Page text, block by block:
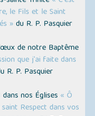
le Fils et le Saint
» du R. P. Pasquier
de notre Baptême
que j'ai faite dans
R. P. Pasquier
nos Églises « Ô
Respect dans vos